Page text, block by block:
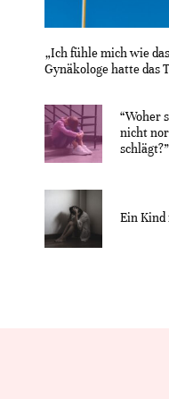
„Ich fühle mich wie
Gynäkologe hatte das
“Woher
nicht
schlägt?”
Ein Kind